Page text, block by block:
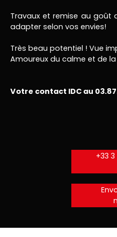
Travaux et remise au goût
adapter selon vos envies!
Très beau potentiel ! Vue
Amoureux du calme et de
Votre contact IDC au
+33